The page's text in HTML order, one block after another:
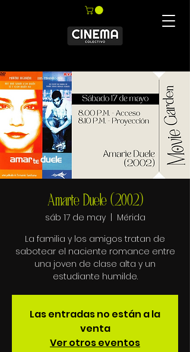
Amarte Duele (2002)
sáb 17 de may
  |
Mérida
La familia y los amigos tratan de
sabotear el naciente romance entre
una joven de clase alta y un
estudiante humilde.
Las entradas no están a la
venta
Ver otros eventos